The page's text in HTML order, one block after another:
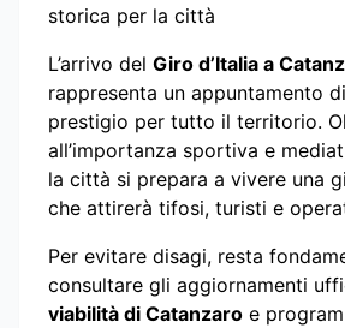
storica per la città
L’arrivo del Giro d’Italia a
rappresenta un appuntamento
prestigio per tutto il territorio.
all’importanza sportiva e
la città si prepara a vivere una
che attirerà tifosi, turisti e
Per evitare disagi, resta
consultare gli aggiornamenti
viabilità di Catanzaro e